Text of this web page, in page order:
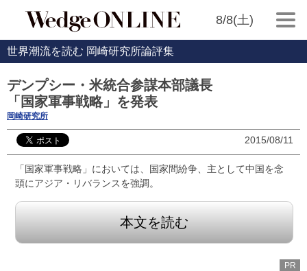
8/8(土)
世界潮流を読む 岡崎研究所論評集
デンプシー・米統合参謀本部議長
「国家軍事戦略」を発表
岡崎研究所
2015/08/11
「国家軍事戦略」においては、国家間紛争、主として中国を念
頭にアジア・リバランスを強調。
本文を読む
PR